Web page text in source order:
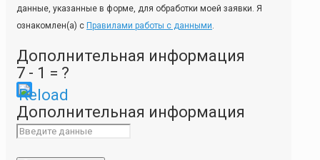
данные, указанные в форме, для обработки моей заявки. Я
ознакомлен(а) с Правилами работы с данными.
Дополнительная информация
7 - 1 = ?
Please
enter
Дополнительная информация